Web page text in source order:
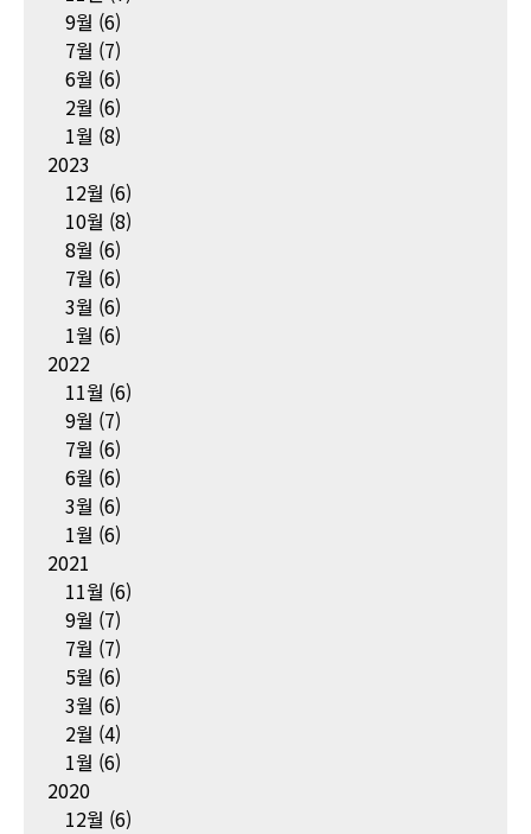
9월 (6)
7월 (7)
6월 (6)
2월 (6)
1월 (8)
2023
12월 (6)
10월 (8)
8월 (6)
7월 (6)
3월 (6)
1월 (6)
2022
11월 (6)
9월 (7)
7월 (6)
6월 (6)
3월 (6)
1월 (6)
2021
11월 (6)
9월 (7)
7월 (7)
5월 (6)
3월 (6)
2월 (4)
1월 (6)
2020
12월 (6)